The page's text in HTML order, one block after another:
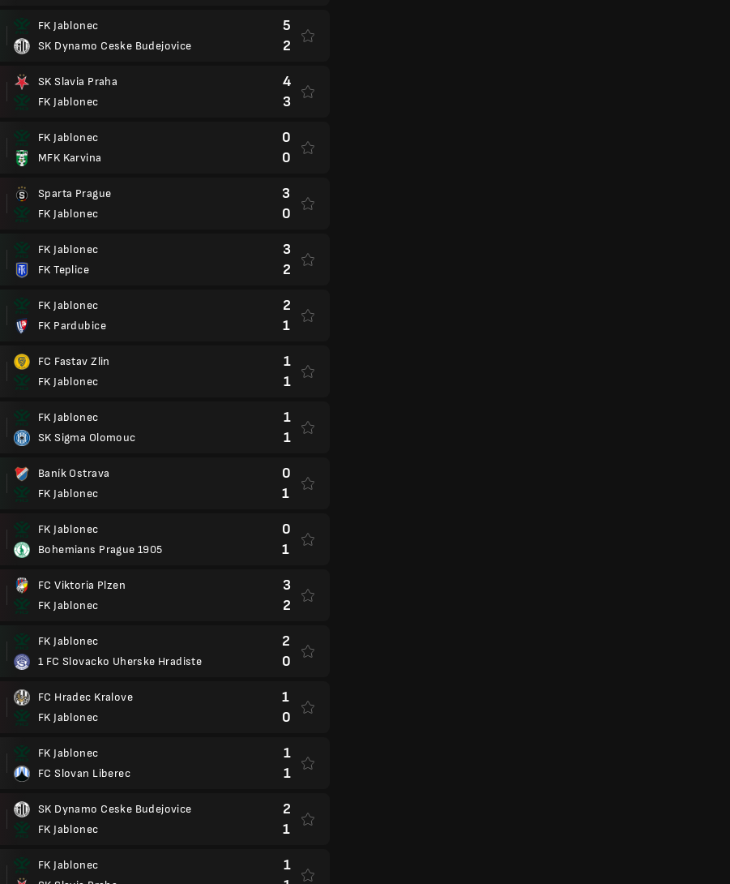
FK Jablonec
SK Dynamo Ceske Budejovice
5
2
SK Slavia Praha
FK Jablonec
4
3
FK Jablonec
MFK Karvina
0
0
Sparta Prague
FK Jablonec
3
0
FK Jablonec
FK Teplice
3
2
FK Jablonec
FK Pardubice
2
1
FC Fastav Zlin
FK Jablonec
1
1
FK Jablonec
SK Sigma Olomouc
1
1
Baník Ostrava
FK Jablonec
0
1
FK Jablonec
Bohemians Prague 1905
0
1
FC Viktoria Plzen
FK Jablonec
3
2
FK Jablonec
1 FC Slovacko Uherske Hradiste
2
0
FC Hradec Kralove
FK Jablonec
1
0
FK Jablonec
FC Slovan Liberec
1
1
SK Dynamo Ceske Budejovice
FK Jablonec
2
1
FK Jablonec
1